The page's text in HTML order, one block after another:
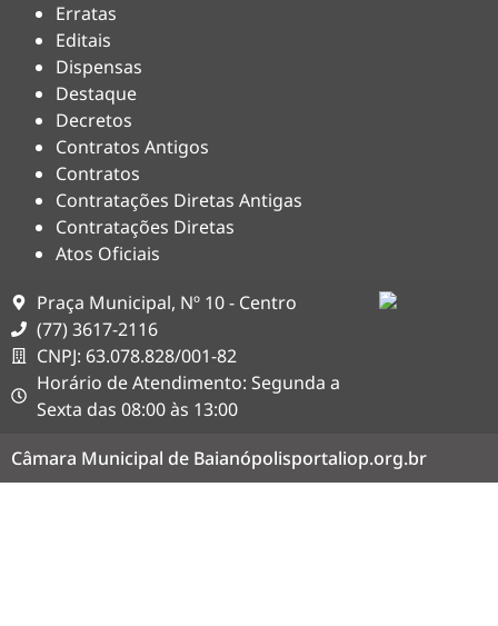
Erratas
Editais
Dispensas
Destaque
Decretos
Contratos Antigos
Contratos
Contratações Diretas Antigas
Contratações Diretas
Atos Oficiais
Praça Municipal, Nº 10 - Centro
(77) 3617-2116
CNPJ: 63.078.828/001-82
Horário de Atendimento: Segunda a
Sexta das 08:00 às 13:00
Câmara Municipal de Baianópolisportaliop.org.br